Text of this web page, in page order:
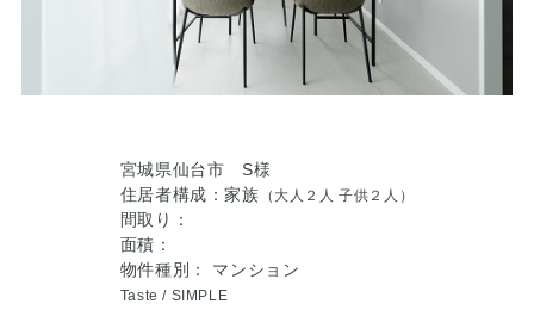
宮城県仙台市 S様
住居者構成：家族 （大人２人 子供２人）
間取り：
面積：
物件種別： マンション
Taste / SIMPLE